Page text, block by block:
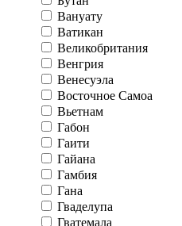
Вануату
Ватикан
Великобритания
Венгрия
Венесуэла
Восточное Самоа
Вьетнам
Габон
Гаити
Гайана
Гамбия
Гана
Гваделупа
Гватемала